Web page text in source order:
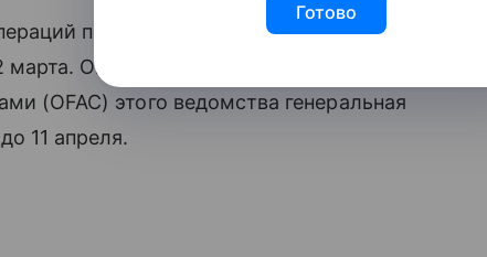
по продаже нефти и нефтепродуктов
Опубликованная Управлением
(OFAC) этого ведомства генеральная
11 апреля.
Готово